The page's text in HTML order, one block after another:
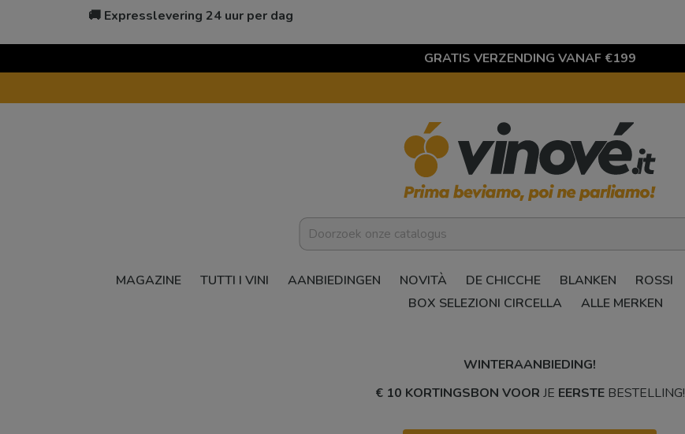
🚚 Expresslevering 24 uur per dag
GRATIS VERZENDING VANAF €199
MAGAZINE TUTTI I VINI AANBIEDINGEN NOVITÀ DE CHICCHE BLANKEN ROSSI
BOX SELEZIONI CIRCELLA
ALLE MERKEN
WINTERAANBIEDING!
€ 10 KORTINGSBON VOOR JE EERSTEBESTELLING!